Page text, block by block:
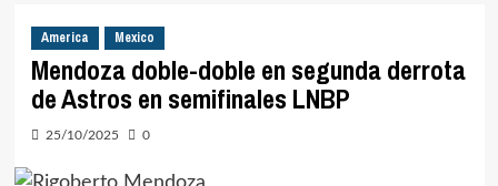
America Mexico
Mendoza doble-doble en segunda derrota
de Astros en semifinales LNBP
25/10/2025 0